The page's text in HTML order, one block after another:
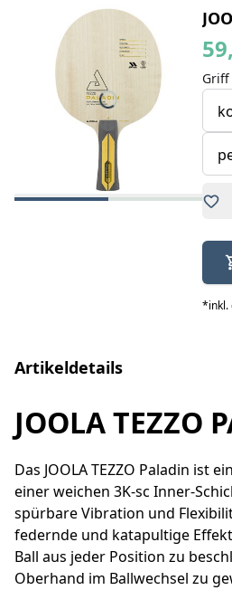
Griff
*inkl.
Artikeldetails
JOOLA TEZZO
Das JOOLA TEZZO Paladin ist
einer weichen 3K-sc Inner-
spürbare Vibration und
federnde und katapultige
Ball aus jeder Position zu
Oberhand im Ballwechsel zu